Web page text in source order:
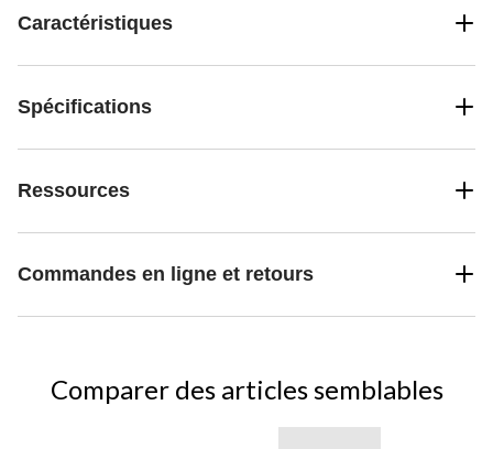
Caractéristiques
Spécifications
Ressources
Commandes en ligne et retours
Comparer des articles semblables